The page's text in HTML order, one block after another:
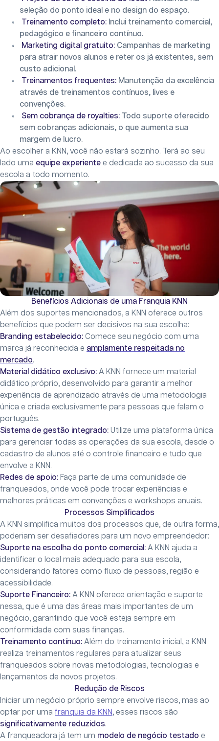
seleção do ponto ideal e no design do espaço.
Treinamento completo: Inclui treinamento comercial,
pedagógico e financeiro contínuo.
Marketing digital gratuito: Campanhas de marketing
para atrair novos alunos e reter os já existentes, sem
custo adicional.
Treinamentos frequentes: Manutenção da excelência
através de treinamentos contínuos, lives e
convenções.
Sem cobrança de royalties: Todo suporte oferecido
sem cobranças adicionais, o que aumenta sua
margem de lucro.
Ao escolher a KNN, você não estará sozinho. Terá ao seu
lado uma equipe experiente e dedicada ao sucesso da sua
escola a todo momento.
Benefícios Adicionais de uma Franquia KNN
Além dos suportes mencionados, a KNN oferece outros
benefícios que podem ser decisivos na sua escolha:
Branding estabelecido: Comece seu negócio com uma
marca já reconhecida e amplamente respeitada no
mercado.
Material didático exclusivo: A KNN fornece um material
didático próprio, desenvolvido para garantir a melhor
experiência de aprendizado através de uma metodologia
única e criada exclusivamente para pessoas que falam o
português.
Sistema de gestão integrado: Utilize uma plataforma única
para gerenciar todas as operações da sua escola, desde o
cadastro de alunos até o controle financeiro e tudo que
envolve a KNN.
Redes de apoio: Faça parte de uma comunidade de
franqueados, onde você pode trocar experiências e
melhores práticas em convenções e workshops anuais.
Processos Simplificados
A KNN simplifica muitos dos processos que, de outra forma,
poderiam ser desafiadores para um novo empreendedor:
Suporte na escolha do ponto comercial: A KNN ajuda a
identificar o local mais adequado para sua escola,
considerando fatores como fluxo de pessoas, região e
acessibilidade.
Suporte Financeiro: A KNN oferece orientação e suporte
nessa, que é uma das áreas mais importantes de um
negócio, garantindo que você esteja sempre em
conformidade com suas finanças.
Treinamento contínuo: Além do treinamento inicial, a KNN
realiza treinamentos regulares para atualizar seus
franqueados sobre novas metodologias, tecnologias e
lançamentos de novos projetos.
Redução de Riscos
Iniciar um negócio próprio sempre envolve riscos, mas ao
optar por uma franquia da KNN, esses riscos são
significativamente reduzidos.
A franqueadora já tem um modelo de negócio testado e